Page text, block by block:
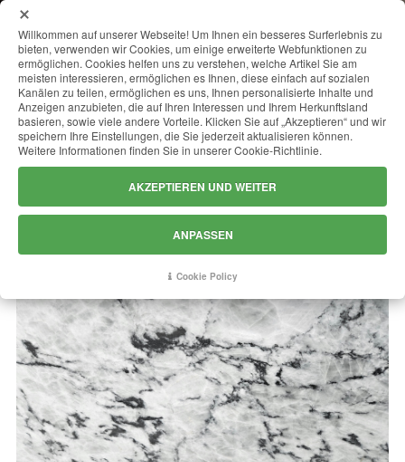
AUSTRAL CRYSTAL
Willkommen auf unserer Webseite! Um Ihnen ein besseres Surferlebnis zu
bieten, verwenden wir Cookies, um einige erweiterte Webfunktionen zu
ermöglichen. Cookies helfen uns zu verstehen, welche Artikel Sie am
meisten interessieren, ermöglichen es Ihnen, diese einfach auf sozialen
Kanälen zu teilen, ermöglichen es uns, Ihnen personalisierte Inhalte und
Anzeigen anzubieten, die auf Ihren Interessen und Ihrem Herkunftsland
basieren, sowie viele andere Vorteile. Klicken Sie auf „Akzeptieren“ und wir
speichern Ihre Einstellungen, die Sie jederzeit aktualisieren können.
Weitere Informationen finden Sie in unserer Cookie-Richtlinie.
AKZEPTIEREN UND WEITER
ANPASSEN
Cookie Policy